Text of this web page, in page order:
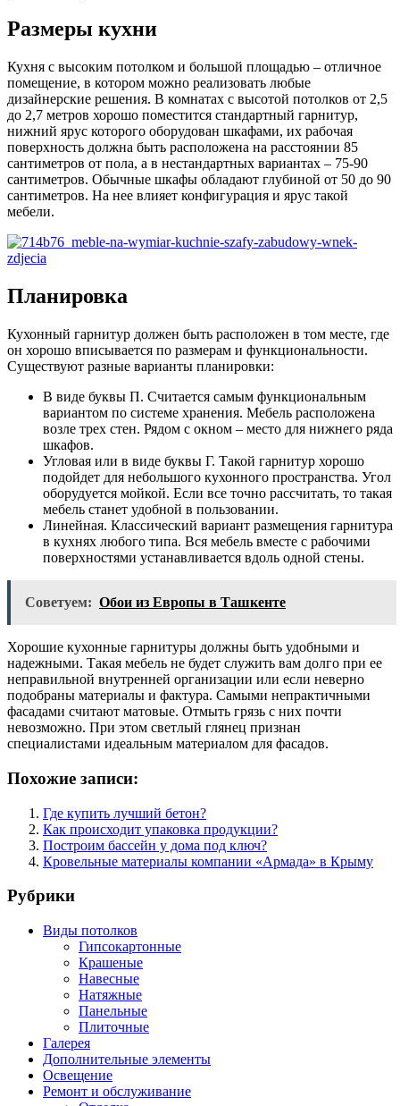
Размеры кухни
Кухня с высоким потолком и большой площадью – отличное
помещение, в котором можно реализовать любые
дизайнерские решения. В комнатах с высотой потолков от 2,5
до 2,7 метров хорошо поместится стандартный гарнитур,
нижний ярус которого оборудован шкафами, их рабочая
поверхность должна быть расположена на расстоянии 85
сантиметров от пола, а в нестандартных вариантах – 75-90
сантиметров. Обычные шкафы обладают глубиной от 50 до 90
сантиметров. На нее влияет конфигурация и ярус такой
мебели.
Планировка
Кухонный гарнитур должен быть расположен в том месте, где
он хорошо вписывается по размерам и функциональности.
Существуют разные варианты планировки:
В виде буквы П. Считается самым функциональным
вариантом по системе хранения. Мебель расположена
возле трех стен. Рядом с окном – место для нижнего ряда
шкафов.
Угловая или в виде буквы Г. Такой гарнитур хорошо
подойдет для небольшого кухонного пространства. Угол
оборудуется мойкой. Если все точно рассчитать, то такая
мебель станет удобной в пользовании.
Линейная. Классический вариант размещения гарнитура
в кухнях любого типа. Вся мебель вместе с рабочими
поверхностями устанавливается вдоль одной стены.
Советуем: Обои из Европы в Ташкенте
Хорошие кухонные гарнитуры должны быть удобными и
надежными. Такая мебель не будет служить вам долго при ее
неправильной внутренней организации или если неверно
подобраны материалы и фактура. Самыми непрактичными
фасадами считают матовые. Отмыть грязь с них почти
невозможно. При этом светлый глянец признан
специалистами идеальным материалом для фасадов.
Похожие записи:
Где купить лучший бетон?
Как происходит упаковка продукции?
Построим бассейн у дома под ключ?
Кровельные материалы компании «Армада» в Крыму
Рубрики
Виды потолков
Гипсокартонные
Крашеные
Навесные
Натяжные
Панельные
Плиточные
Галерея
Дополнительные элементы
Освещение
Ремонт и обслуживание